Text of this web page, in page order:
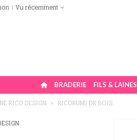
Vu récemment
BRADERIE FILS & LAINES
RICO DESIGN > RICORUMI DK BOIS